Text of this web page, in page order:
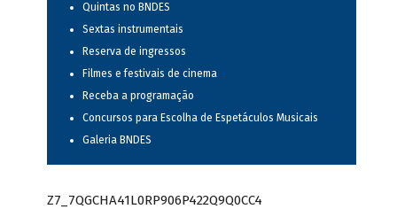
Quintas no BNDES
Sextas instrumentais
Reserva de ingressos
Filmes e festivais de cinema
Receba a programação
Concursos para Escolha de Espetáculos Musicais
Galeria BNDES
Z7_7QGCHA41L0RP906P422Q9Q0CC4